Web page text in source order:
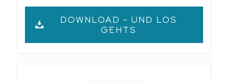
DOWNLOAD - UND LOS
GEHTS